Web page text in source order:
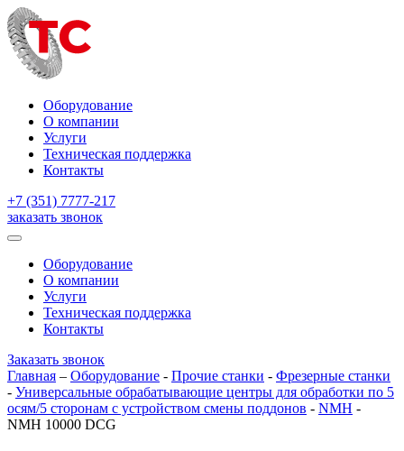
Оборудование
О компании
Услуги
Техническая поддержка
Контакты
+7 (351) 7777-217
заказать звонок
Оборудование
О компании
Услуги
Техническая поддержка
Контакты
Заказать звонок
Главная – Оборудование - Прочие станки - Фрезерные станки
- Универсальные обрабатывающие центры для обработки по 5
осям/5 сторонам с устройством смены поддонов - NMH -
NMH 10000 DCG